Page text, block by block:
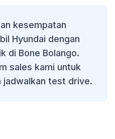
kesempatan
Hyundai dengan
di Bone Bolango.
sales kami untuk
jadwalkan test drive.